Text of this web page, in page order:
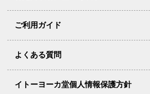
ご利用ガイド
よくある質問
イトーヨーカ堂個人情報保護方針